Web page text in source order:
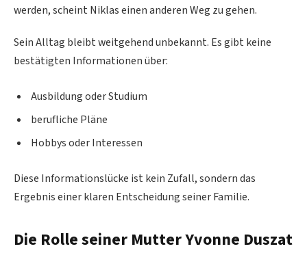
werden, scheint Niklas einen anderen Weg zu gehen.
Sein Alltag bleibt weitgehend unbekannt. Es gibt keine
bestätigten Informationen über:
Ausbildung oder Studium
berufliche Pläne
Hobbys oder Interessen
Diese Informationslücke ist kein Zufall, sondern das
Ergebnis einer klaren Entscheidung seiner Familie.
Die Rolle seiner Mutter Yvonne Duszat